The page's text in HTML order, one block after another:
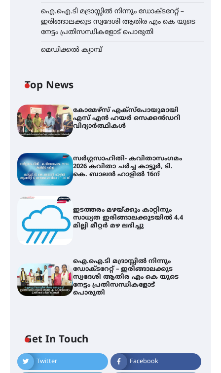
ഐ.ഐ.ടി മദ്രാസ്സിൽ നിന്നും ഡോക്ടറേറ്റ് –
ഇരിങ്ങാലക്കുട സ്വദേശി ആതിര എം കെ യുടെ
നേട്ടം പ്രതിസന്ധികളോട് പൊരുതി
മെഡിക്കൽ ക്യാമ്പ്
Top News
കോമേഴ്സ് എക്സ്പോയുമായി
എസ് എൻ ഹയർ സെക്കൻഡറി
വിദ്യാർത്ഥികൾ
സർഗ്ഗസാഹിതി- കവിതാസംഗമം
2026 കവിതാ ചർച്ച കാട്ടൂർ, ടി.
കെ. ബാലൻ ഹാളിൽ 16ന്
ഇടത്തരം മഴയ്ക്കും കാറ്റിനും
സാധ്യത ഇരിങ്ങാലക്കുടയിൽ 4.4
മില്ലി മീറ്റർ മഴ ലഭിച്ചു
ഐ.ഐ.ടി മദ്രാസ്സിൽ നിന്നും
ഡോക്ടറേറ്റ് – ഇരിങ്ങാലക്കുട
സ്വദേശി ആതിര എം കെ യുടെ
നേട്ടം പ്രതിസന്ധികളോട്
പൊരുതി
Get In Touch
Twitter
Facebook
സർഗ്ഗസാഹിതി- കവിതാസംഗമം